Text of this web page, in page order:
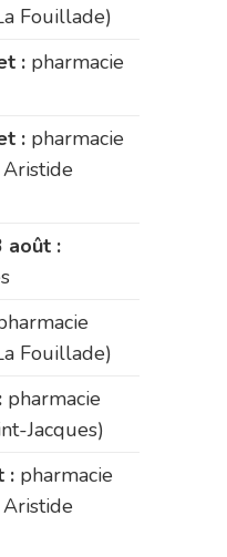
Fouillade)
: pharmacie
: pharmacie
août :
Fouillade)
pharmacie
Jacques)
: pharmacie